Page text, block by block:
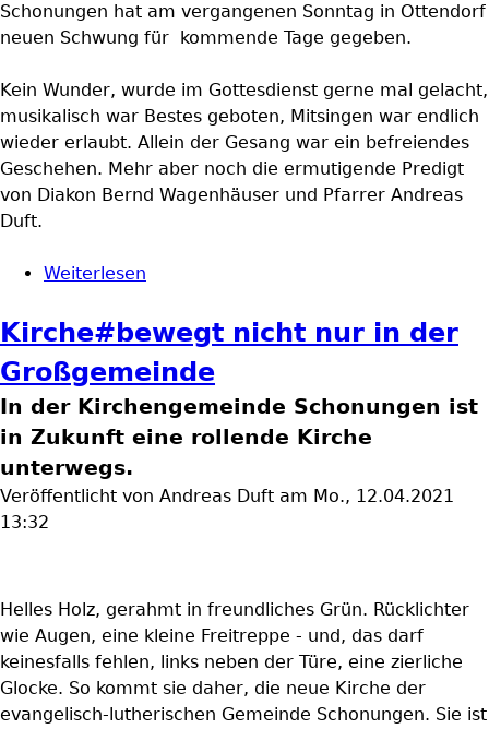
Schonungen hat am vergangenen Sonntag in Ottendorf
neuen Schwung für kommende Tage gegeben.
Kein Wunder, wurde im Gottesdienst gerne mal gelacht,
musikalisch war Bestes geboten, Mitsingen war endlich
wieder erlaubt. Allein der Gesang war ein befreiendes
Geschehen. Mehr aber noch die ermutigende Predigt
von Diakon Bernd Wagenhäuser und Pfarrer Andreas
Duft.
Weiterlesen
Kirche#bewegt nicht nur in der
Großgemeinde
In der Kirchengemeinde Schonungen ist
in Zukunft eine rollende Kirche
unterwegs.
Veröffentlicht von Andreas Duft am Mo., 12.04.2021
13:32
Helles Holz, gerahmt in freundliches Grün. Rücklichter
wie Augen, eine kleine Freitreppe - und, das darf
keinesfalls fehlen, links neben der Türe, eine zierliche
Glocke. So kommt sie daher, die neue Kirche der
evangelisch-lutherischen Gemeinde Schonungen. Sie ist